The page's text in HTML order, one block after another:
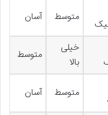
متوسط آسان
خیلی
بالا
متوسط
متوسط آسان